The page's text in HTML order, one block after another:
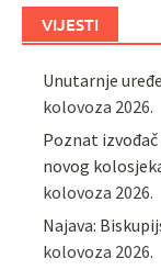
VIJESTI
Unutarnje
kolovoza 2026.
Poznat
novog
kolovoza 2026.
Najava:
kolovoza 2026.